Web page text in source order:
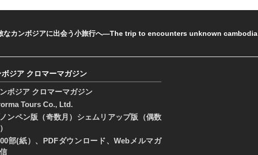
なカンボジアに出会う小旅行へ―The trip to encounters unknown cambodia
ジア クロマーマガジン
ボジア クロマーマガジン
Tours Co., Ltd.
ンペン版（奇数月）シェムリアップ版（偶数
部(紙）、PDFダウンロード、Webメルマガ